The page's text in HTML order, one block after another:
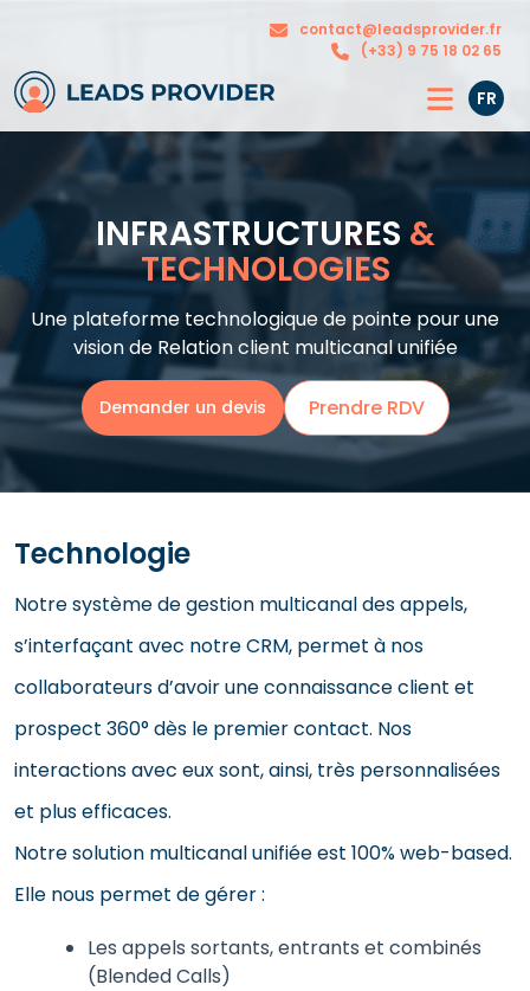
contact@leadsprovider.fr
(+33) 9 75 18 02 65
L’agence
Nos
solutions
FR
INFRASTRUCTURES &
TECHNOLOGIES
Une plateforme technologique de pointe pour une
vision de Relation client multicanal unifiée
Demander un devis Prendre RDV
Technologie
Notre système de gestion multicanal des appels,
s’interfaçant avec notre CRM, permet à nos
collaborateurs d’avoir une connaissance client et
prospect 360° dès le premier contact. Nos
interactions avec eux sont, ainsi, très personnalisées
et plus efficaces.
Notre solution multicanal unifiée est 100% web-based.
Elle nous permet de gérer :
Les appels sortants, entrants et combinés
(Blended Calls)